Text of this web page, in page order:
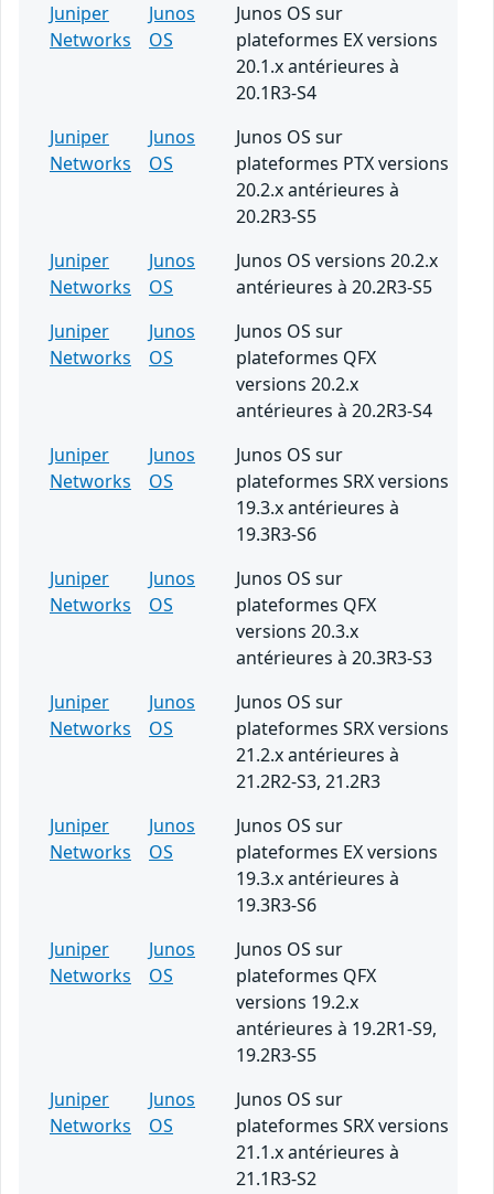
Juniper
Networks
Junos
OS
Junos OS sur
plateformes EX versions
20.1.x antérieures à
20.1R3-S4
Juniper
Networks
Junos
OS
Junos OS sur
plateformes PTX versions
20.2.x antérieures à
20.2R3-S5
Juniper
Networks
Junos
OS
Junos OS versions 20.2.x
antérieures à 20.2R3-S5
Juniper
Networks
Junos
OS
Junos OS sur
plateformes QFX
versions 20.2.x
antérieures à 20.2R3-S4
Juniper
Networks
Junos
OS
Junos OS sur
plateformes SRX versions
19.3.x antérieures à
19.3R3-S6
Juniper
Networks
Junos
OS
Junos OS sur
plateformes QFX
versions 20.3.x
antérieures à 20.3R3-S3
Juniper
Networks
Junos
OS
Junos OS sur
plateformes SRX versions
21.2.x antérieures à
21.2R2-S3, 21.2R3
Juniper
Networks
Junos
OS
Junos OS sur
plateformes EX versions
19.3.x antérieures à
19.3R3-S6
Juniper
Networks
Junos
OS
Junos OS sur
plateformes QFX
versions 19.2.x
antérieures à 19.2R1-S9,
19.2R3-S5
Juniper
Networks
Junos
OS
Junos OS sur
plateformes SRX versions
21.1.x antérieures à
21.1R3-S2